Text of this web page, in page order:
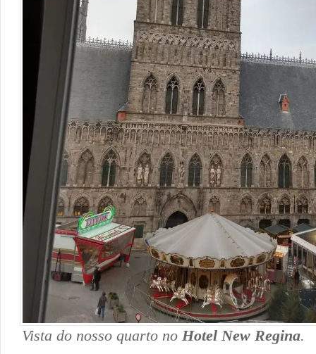
Vista do nosso quarto no Hotel New Regina.